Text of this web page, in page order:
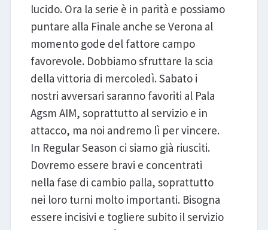
lucido. Ora la serie è in parità e possiamo
puntare alla Finale anche se Verona al
momento gode del fattore campo
favorevole. Dobbiamo sfruttare la scia
della vittoria di mercoledì. Sabato i
nostri avversari saranno favoriti al Pala
Agsm AIM, soprattutto al servizio e in
attacco, ma noi andremo lì per vincere.
In Regular Season ci siamo già riusciti.
Dovremo essere bravi e concentrati
nella fase di cambio palla, soprattutto
nei loro turni molto importanti. Bisogna
essere incisivi e togliere subito il servizio